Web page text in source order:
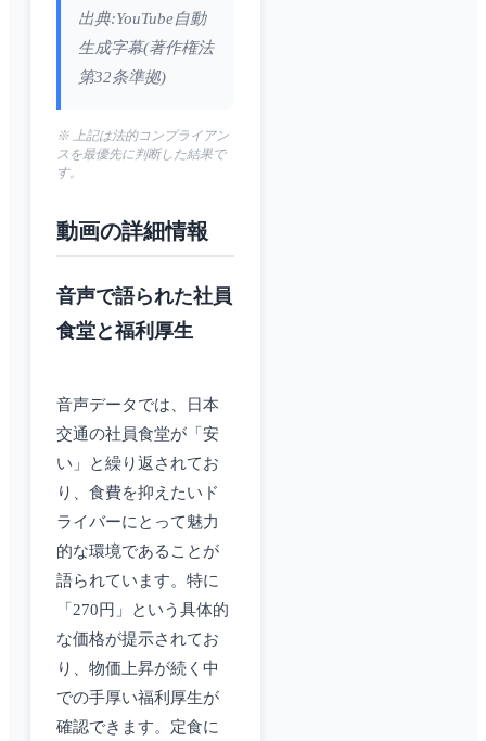
出典:YouTube自動
生成字幕(著作権法
第32条準拠)
※ 上記は法的コンプライアン
スを最優先に判断した結果で
す。
動画の詳細情報
音声で語られた社員
食堂と福利厚生
音声データでは、日本
交通の社員食堂が「安
い」と繰り返されてお
り、食費を抑えたいド
ライバーにとって魅力
的な環境であることが
語られています。特に
「270円」という具体的
な価格が提示されてお
り、物価上昇が続く中
での手厚い福利厚生が
確認できます。定食に